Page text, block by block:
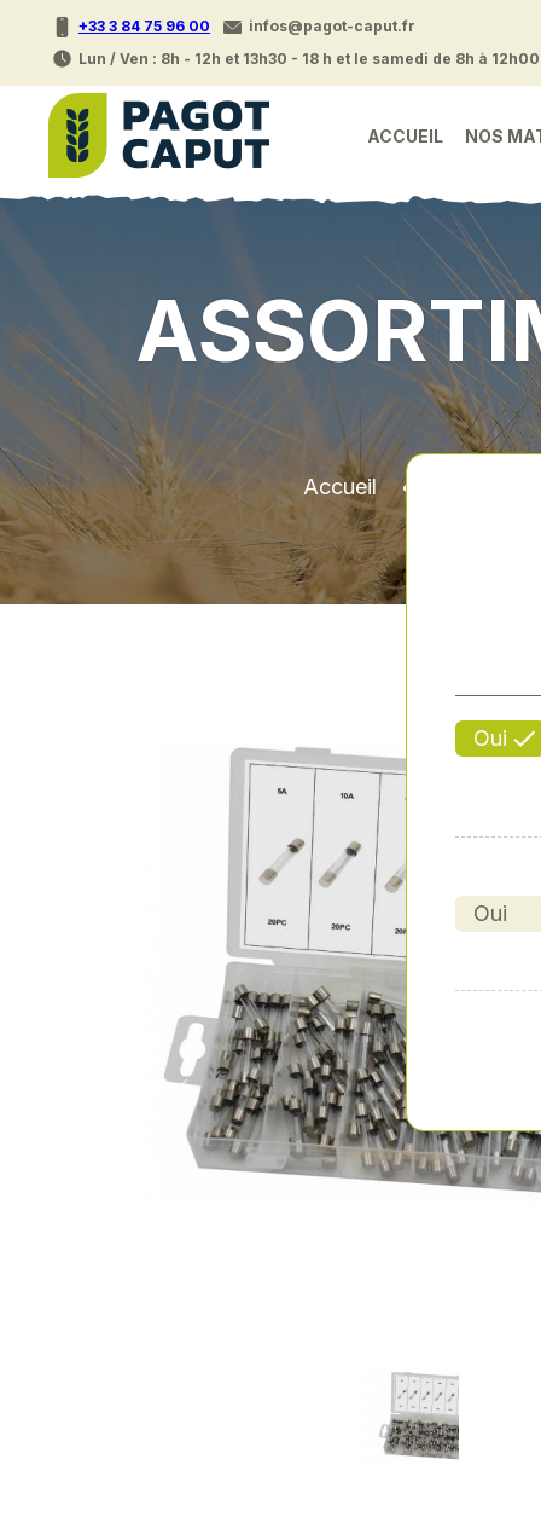
+33 3 84 75 96 00
infos@pagot-caput.fr
Lun / Ven : 8h - 12h et 13h30 - 18 h et le samedi de 8h à 12h00
ACCUEIL NOS
Accueil•
Previous
Oui
Oui